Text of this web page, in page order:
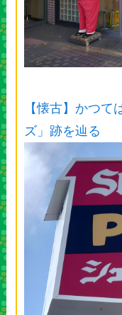
【懐古】かつ
ズ」跡を辿る